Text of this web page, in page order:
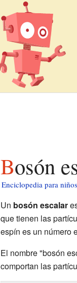
Bosón
Enciclopedia para niños
Un bosón escalar
que tienen las
espín es un número
El nombre "bosón
comportan las